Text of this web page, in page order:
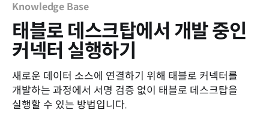
Knowledge Base
태블로 데스크탑에서 개발 중인
커넥터 실행하기
새로운 데이터 소스에 연결하기 위해 태블로 커넥터를
개발하는 과정에서 서명 검증 없이 태블로 데스크탑을
실행할 수 있는 방법입니다.